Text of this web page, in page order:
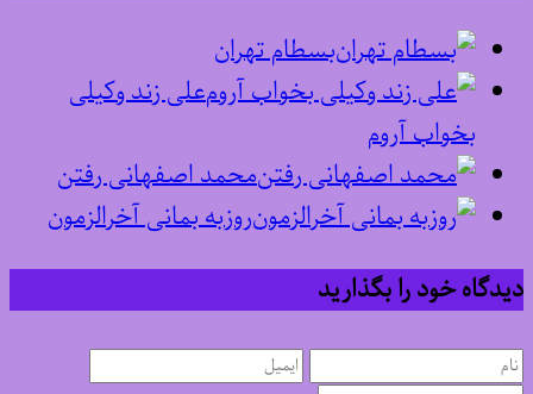
بسطام تهران
علی زند وکیلی
بخواب آروم
محمد اصفهانی رفتن
روزبه بمانی آخرالزمون
دیدگاه خود را بگذارید